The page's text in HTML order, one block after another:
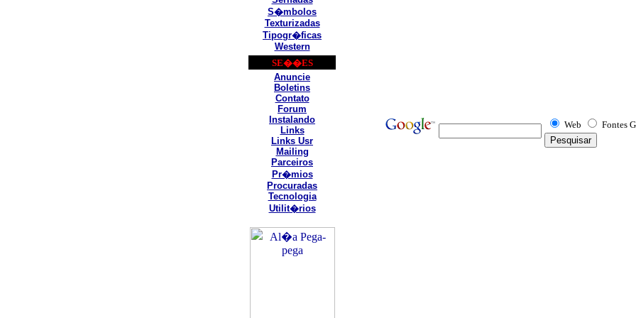
S�mbolos
Texturizadas
Tipogr�ficas
Western
SE��ES
Anuncie
Boletins
Contato
Forum
Instalando
Links
Links Usr
Mailing
Parceiros
Pr�mios
Procuradas
Tecnologia
Utilit�rios
Web Fontes